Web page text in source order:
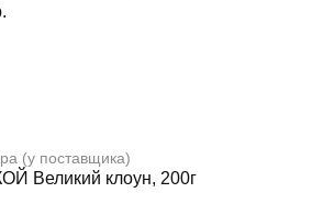
(у поставщика)
Великий клоун, 200г